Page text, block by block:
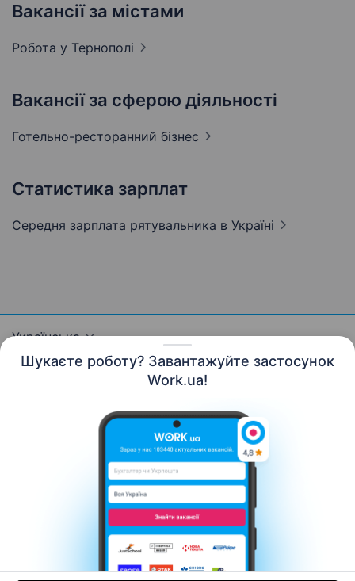
Шукаєте роботу? Завантажуйте застосунок
Work.ua!
Вакансії за містами
Робота у Тернополі
Вакансії за сферою діяльності
Готельно-ресторанний бізнес
Статистика зарплат
Середня зарплата рятувальника в Україні
Українська
Контакти Про нас
Кар’єра
Новини Work.ua
Допомога Умови використання
Роботодавцю